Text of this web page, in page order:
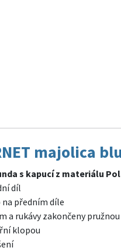
majolica
s kapucí z materiálu
díl
na předním díle
a rukávy zakončeny
klopou